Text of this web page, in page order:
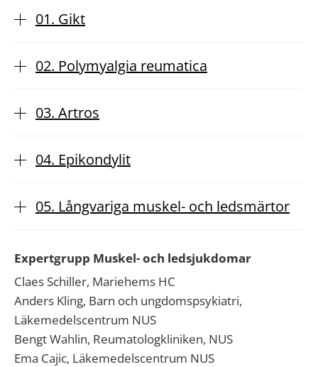
01. Gikt
02. Polymyalgia reumatica
03. Artros
04. Epikondylit
05. Långvariga muskel- och ledsmärtor
Expertgrupp Muskel- och ledsjukdomar
Claes Schiller, Mariehems HC
Anders Kling, Barn och ungdomspsykiatri,
Läkemedelscentrum NUS
Bengt Wahlin, Reumatologkliniken, NUS
Ema Cajic, Läkemedelscentrum NUS